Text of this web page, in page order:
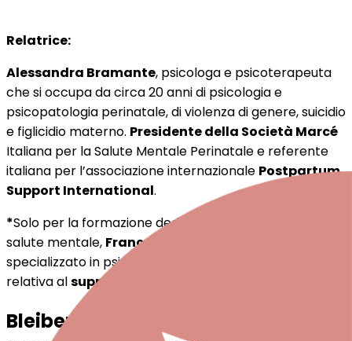
Relatrice:
Alessandra Bramante, psicologa e psicoterapeuta
che si occupa da circa 20 anni di psicologia e
psicopatologia perinatale, di violenza di genere, suicidio
e figlicidio materno. Presidente della Società Marcé
Italiana per la Salute Mentale Perinatale e referente
italiana per l’associazione internazionale Postpartum
Support International.
*Solo per la formazione dedicata ai professionisti in
salute mentale, Francesco Cuniberti
specializzato in psichiatria, approfondirà la parte
relativa alsupporto farmacologico
Bleiben Sie mit dem Periparto-